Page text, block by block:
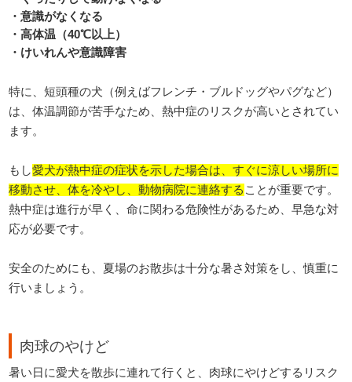
・意識がなくなる
・高体温（40℃以上）
・けいれんや意識障害
特に、短頭種の犬（例えばフレンチ・ブルドッグやパグなど）
は、体温調節が苦手なため、熱中症のリスクが高いとされてい
ます。
もし愛犬が熱中症の症状を示した場合は、すぐに涼しい場所に
移動させ、体を冷やし、動物病院に連絡する ことが重要です。
熱中症は進行が早く、命に関わる危険性があるため、早急な対
応が必要です。
安全のためにも、夏場のお散歩は十分な暑さ対策をし、慎重に
行いましょう。
肉球のやけど
暑い日に愛犬を散歩に連れて行くと、肉球にやけどするリスク